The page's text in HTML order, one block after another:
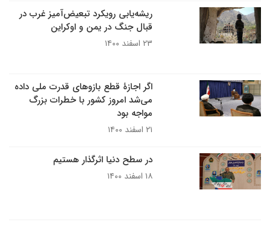
ریشه‌یابی رویکرد تبعیض‌آمیز غرب در
قبال جنگ‌ در یمن و اوکراین
۲۳ اسفند ۱۴۰۰
اگر اجازۀ قطع بازوهای قدرت ملی داده
می‌شد امروز کشور با خطرات بزرگ
مواجه بود
۲۱ اسفند ۱۴۰۰
در سطح دنیا اثرگذار هستیم
۱۸ اسفند ۱۴۰۰